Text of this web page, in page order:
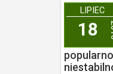
LIPIEC
18